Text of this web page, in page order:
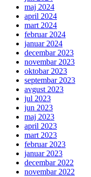
maj 2024
april 2024
mart 2024
februar 2024
januar 2024
decembar 2023
novembar 2023
oktobar 2023
septembar 2023
avgust 2023
jul 2023
jun 2023
maj 2023
april 2023
mart 2023
februar 2023
januar 2023
decembar 2022
novembar 2022